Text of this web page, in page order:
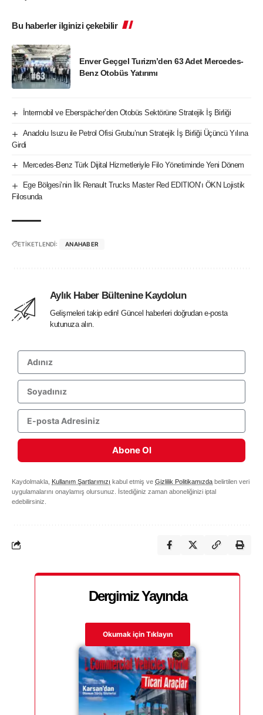
Bu haberler ilginizi çekebilir
Enver Geçgel Turizm’den 63 Adet Mercedes-
Benz Otobüs Yatırımı
İntermobil ve Eberspächer’den Otobüs Sektörüne Stratejik İş Birliği
Anadolu Isuzu ile Petrol Ofisi Grubu’nun Stratejik İş Birliği Üçüncü Yılına
Girdi
Mercedes-Benz Türk Dijital Hizmetleriyle Filo Yönetiminde Yeni Dönem
Ege Bölgesi’nin İlk Renault Trucks Master Red EDITION’ı ÖKN Lojistik
Filosunda
ETİKETLENDİ: ANAHABER
Aylık Haber Bültenine Kaydolun
Gelişmeleri takip edin! Güncel haberleri doğrudan e-posta
kutunuza alın.
Abone Ol
Kaydolmakla, Kullanım Şartlarımızı kabul etmiş ve Gizlilik Politikamızda belirtilen veri
uygulamalarını onaylamış olursunuz. İstediğiniz zaman aboneliğinizi iptal
edebilirsiniz.
Dergimiz Yayında
Okumak için Tıklayın